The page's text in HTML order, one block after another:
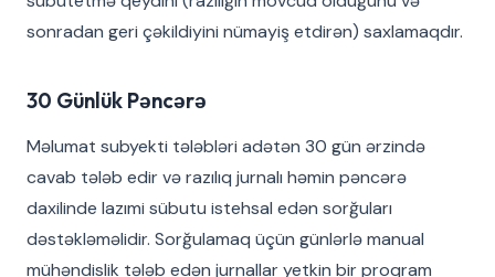
sonradan geri çəkildiyini nümayiş etdirən) saxlamaqdır.
30 Günlük Pəncərə
Məlumat subyekti tələbləri adətən 30 gün ərzində
cavab tələb edir və razılıq jurnalı həmin pəncərə
daxilinde lazımi sübutu istehsal edən sorğuları
dəstəkləməlidir. Sorğulamaq üçün günlərlə manual
mühəndislik tələb edən jurnallar yetkin bir proqram